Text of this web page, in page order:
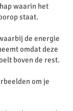
waarin het
staat.
de energie
omdat deze
boven de rest.
om je